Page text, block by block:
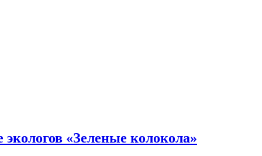
«Зеленые колокола»